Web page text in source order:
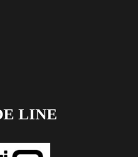
LINE